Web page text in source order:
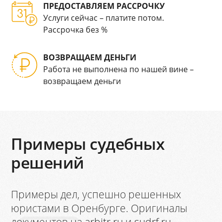
ПРЕДОСТАВЛЯЕМ РАССРОЧКУ
Услуги сейчас – платите потом.
Рассрочка без %
ВОЗВРАЩАЕМ ДЕНЬГИ
Работа не выполнена по нашей вине –
возвращаем деньги
Примеры судебных
решений
Примеры дел, успешно решенных
юристами в Оренбурге. Оригиналы